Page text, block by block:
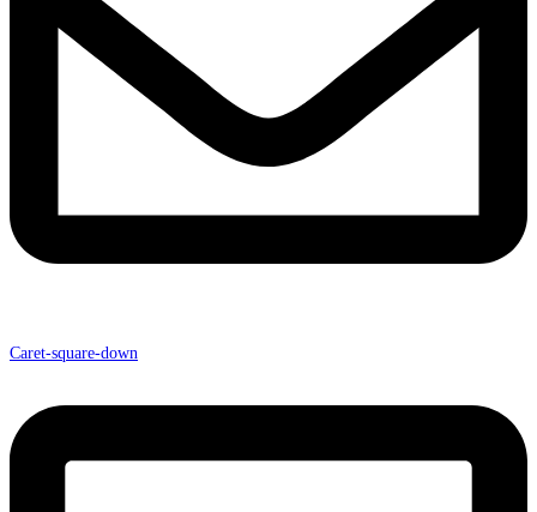
Caret-square-down